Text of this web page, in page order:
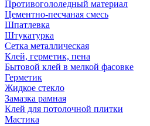
Противогололедный материал
Цементно-песчаная смесь
Шпатлевка
Штукатурка
Сетка металлическая
Клей, герметик, пена
Бытовой клей в мелкой фасовке
Герметик
Жидкое стекло
Замазка рамная
Клей для потолочной плитки
Мастика